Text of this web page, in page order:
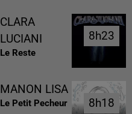
CLARA
LUCIANI
Le Reste
8h23
8h23
MANON LISA
Le Petit Pecheur 8h18
8h18